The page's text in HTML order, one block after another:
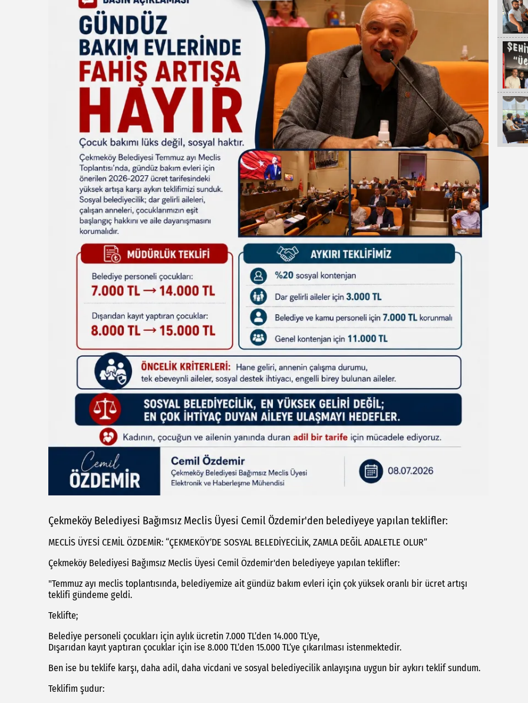
Çekmeköy Belediyesi Bağımsız Meclis Üyesi Cemil Özdemir'den belediyeye yapılan teklifler:
MECLİS ÜYESİ CEMİL ÖZDEMİR: “ÇEKMEKÖY’DE SOSYAL BELEDİYECİLİK, ZAMLA DEĞİL ADALETLE OLUR”
Çekmeköy Belediyesi Bağımsız Meclis Üyesi Cemil Özdemir'den belediyeye yapılan teklifler:
"Temmuz ayı meclis toplantısında, belediyemize ait gündüz bakım evleri için çok yüksek oranlı bir ücret artışı
teklifi gündeme geldi.
Teklifte;
Belediye personeli çocukları için aylık ücretin 7.000 TL’den 14.000 TL’ye,
Dışarıdan kayıt yaptıran çocuklar için ise 8.000 TL’den 15.000 TL’ye çıkarılması istenmektedir.
Ben ise bu teklife karşı, daha adil, daha vicdani ve sosyal belediyecilik anlayışına uygun bir aykırı teklif sundum.
Teklifim şudur: